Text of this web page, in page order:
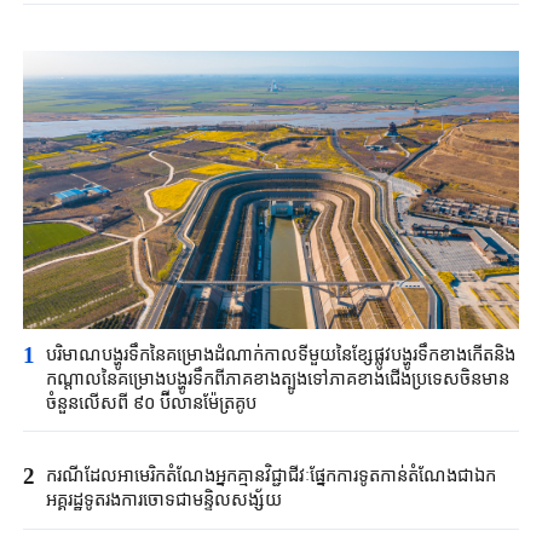
1
បរិមាណបង្ហូរទឹកនៃគម្រោងដំណាក់កាលទីមួយនៃខ្សែផ្លូវបង្ហូរទឹកខាងកើតនិង​
កណ្តាលនៃគម្រោងបង្ហូរទឹកពីភាគខាងត្បូងទៅភាគខាងជើងប្រទេសចិនមាន
ចំនួនលើសពី ៩០ ប៊ីលានម៉ែត្រគូប
2
ករណីដែលអាមេរិកតំណែងអ្នកគ្មានវិជ្ជាជីវៈផ្នែកការទូតកាន់តំណែងជាឯក
អគ្គរដ្ឋទូតរងការចោទជាមន្ទិលសង្ស័យ